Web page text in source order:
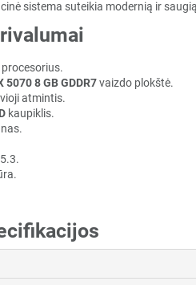
sistema suteikia modernią ir
5070 8 GB GDDR7vaizdo plokštė.
atmintis.
kaupiklis.